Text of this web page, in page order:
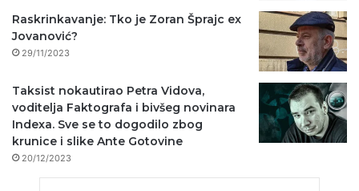
Raskrinkavanje: Tko je Zoran Šprajc ex
Jovanović?
29/11/2023
Taksist nokautirao Petra Vidova,
voditelja Faktografa i bivšeg novinara
Indexa. Sve se to dogodilo zbog
krunice i slike Ante Gotovine
20/12/2023